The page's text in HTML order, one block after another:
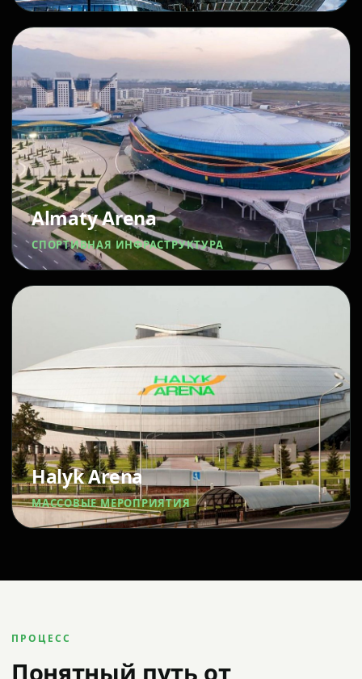
Almaty Arena
СПОРТИВНАЯ ИНФРАСТРУКТУРА
Halyk Arena
МАССОВЫЕ МЕРОПРИЯТИЯ
ПРОЦЕСС
Понятный путь от